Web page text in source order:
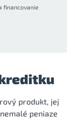
financovanie
produkt, jej
peniaze